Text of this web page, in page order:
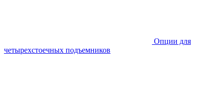
Опции для
четырехстоечных подъемников